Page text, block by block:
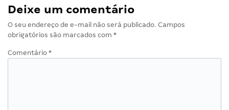
Deixe um comentário
O seu endereço de e-mail não será publicado. Campos
obrigatórios são marcados com *
Comentário *